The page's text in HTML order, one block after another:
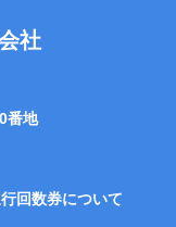
社
番地
回数券について